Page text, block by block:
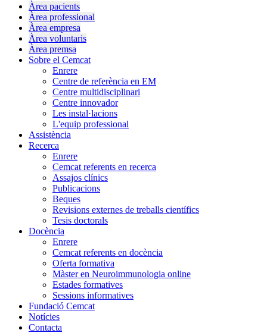
Àrea pacients
Àrea professional
Àrea empresa
Àrea voluntaris
Àrea premsa
Sobre el Cemcat
Enrere
Centre de referència en EM
Centre multidisciplinari
Centre innovador
Les instal·lacions
L'equip professional
Assistència
Recerca
Enrere
Cemcat referents en recerca
Assajos clínics
Publicacions
Beques
Revisions externes de treballs científics
Tesis doctorals
Docència
Enrere
Cemcat referents en docència
Oferta formativa
Màster en Neuroimmunologia online
Estades formatives
Sessions informatives
Fundació Cemcat
Notícies
Contacta